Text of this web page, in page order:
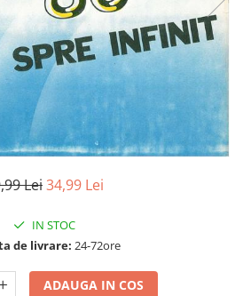
Lei34,99 Lei
IN STOC
de livrare: 24-72ore
ADAUGA IN COS